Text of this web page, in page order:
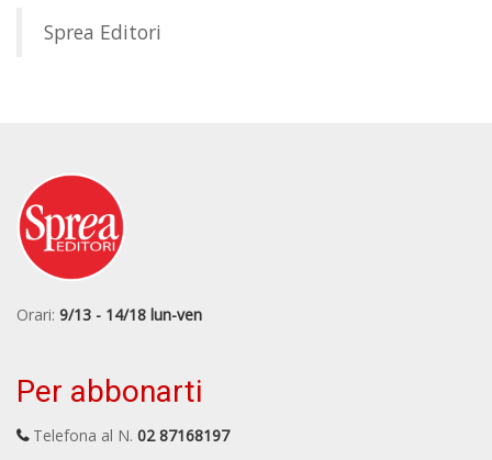
Sprea Editori
Orari: 9/13 - 14/18 lun-ven
Per abbonarti
Telefona al N. 02 87168197